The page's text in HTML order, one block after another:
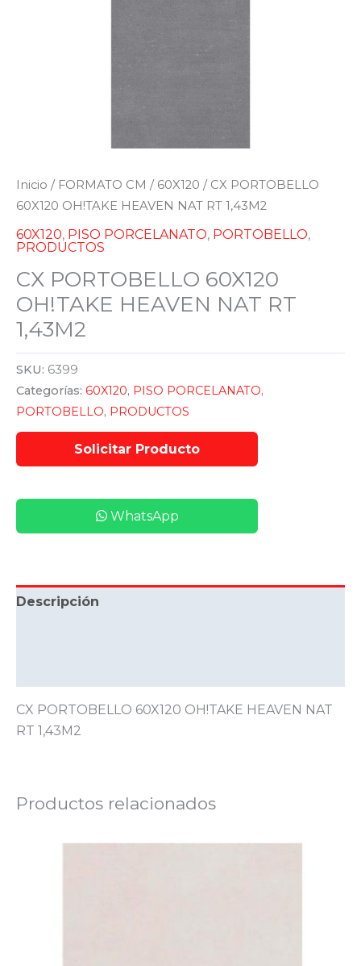
Inicio / FORMATO CM / 60X120 / CX PORTOBELLO
60X120 OH!TAKE HEAVEN NAT RT 1,43M2
60X120, PISO PORCELANATO, PORTOBELLO,
PRODUCTOS
CX PORTOBELLO 60X120
OH!TAKE HEAVEN NAT RT
1,43M2
SKU: 6399
Categorías: 60X120, PISO PORCELANATO,
PORTOBELLO, PRODUCTOS
WhatsApp
Descripción
CX PORTOBELLO 60X120 OH!TAKE HEAVEN NAT
RT 1,43M2
Productos relacionados